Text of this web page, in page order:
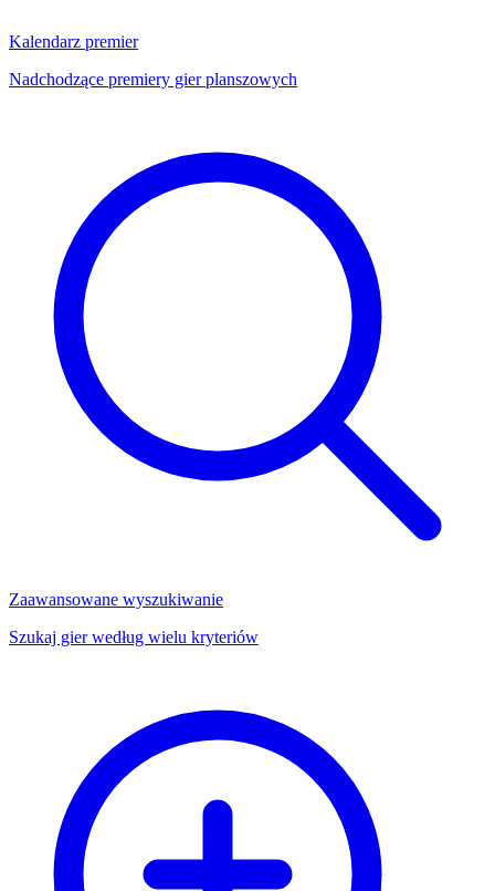
Kalendarz premier
Nadchodzące premiery gier planszowych
Zaawansowane wyszukiwanie
Szukaj gier według wielu kryteriów